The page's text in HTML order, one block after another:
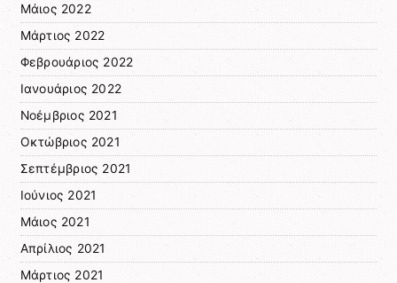
Μάιος 2022
Μάρτιος 2022
Φεβρουάριος 2022
Ιανουάριος 2022
Νοέμβριος 2021
Οκτώβριος 2021
Σεπτέμβριος 2021
Ιούνιος 2021
Μάιος 2021
Απρίλιος 2021
Μάρτιος 2021